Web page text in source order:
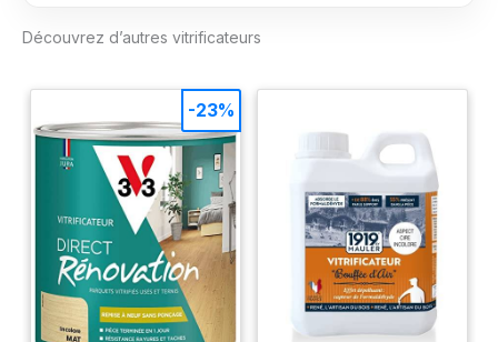
Découvrez d’autres vitrificateurs
-23%